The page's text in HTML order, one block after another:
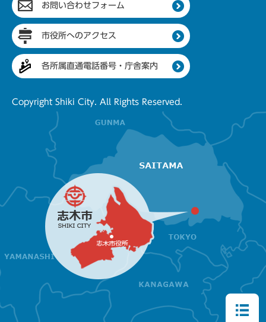
お問い合わせフォーム
市役所へのアクセス
各所属直通電話番号・庁舎案内
Copyright Shiki City. All Rights Reserved.